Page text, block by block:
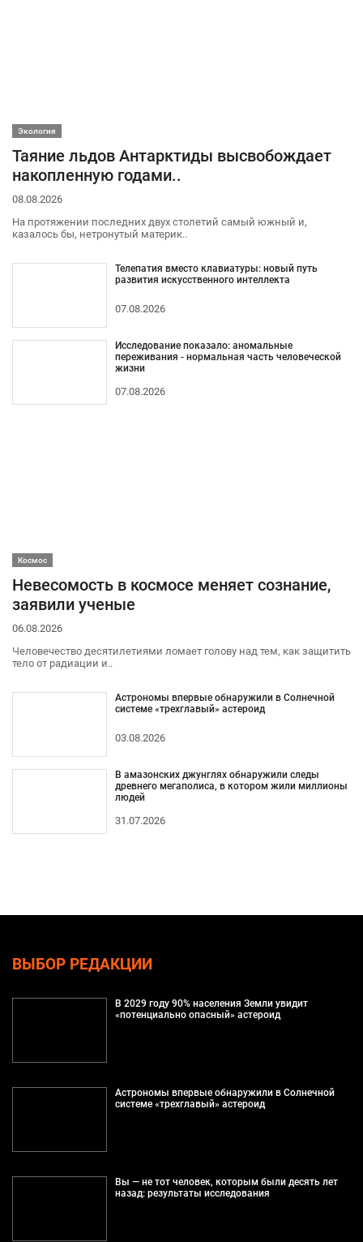
Экология
Таяние льдов Антарктиды высвобождает
накопленную годами..
08.08.2026
На протяжении последних двух столетий самый южный и,
казалось бы, нетронутый материк..
Телепатия вместо клавиатуры: новый путь
развития искусственного интеллекта
07.08.2026
Исследование показало: аномальные
переживания - нормальная часть человеческой
жизни
07.08.2026
Космос
Невесомость в космосе меняет сознание,
заявили ученые
06.08.2026
Человечество десятилетиями ломает голову над тем, как защитить
тело от радиации и..
Астрономы впервые обнаружили в Солнечной
системе «трехглавый» астероид
03.08.2026
В амазонских джунглях обнаружили следы
древнего мегаполиса, в котором жили миллионы
людей
31.07.2026
ВЫБОР РЕДАКЦИИ
В 2029 году 90% населения Земли увидит
«потенциально опасный» астероид
Астрономы впервые обнаружили в Солнечной
системе «трехглавый» астероид
Вы — не тот человек, которым были десять лет
назад: результаты исследования